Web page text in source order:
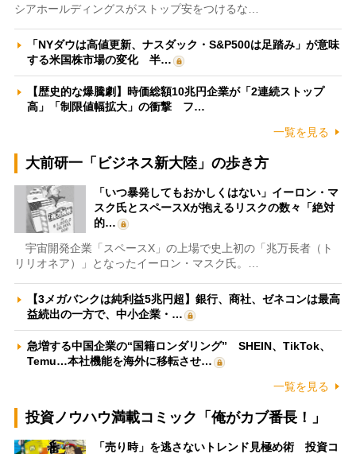
シアホールディングスがストップ安をつけるな…
「NYダウは高値更新、ナスダック・S&P500は足踏み」が意味
する米国株市場の変化 半…
【歴史的な爆騰劇】時価総額10兆円企業が「2連続ストップ
高」「制限値幅拡大」の衝撃 フ…
一覧を見る
大前研一「ビジネス新大陸」の歩き方
「いつ暴発してもおかしくはない」イーロン・マ
スク氏とスペースXが抱えるリスクの数々「絶対
的…
宇宙開発企業「スペースX」の上場で史上初の「兆万長者（ト
リリオネア）」となったイーロン・マスク氏。…
【3メガバンクは純利益5兆円超】銀行、商社、ゼネコンは最高
益続出の一方で、中小企業・…
急増する中国企業の“国籍ロンダリング” SHEIN、TikTok、
Temu…本社機能を海外に移転させ…
一覧を見る
投資ノウハウ満載コミック「俺がカブ番長！」
「売り時」を逃さないトレンド見極め術 投資コ